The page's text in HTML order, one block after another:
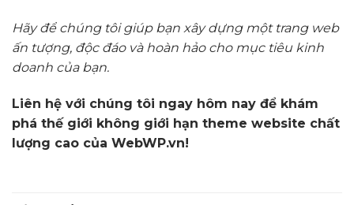
Hãy để chúng tôi giúp bạn xây dựng một trang web
ấn tượng, độc đáo và hoàn hảo cho mục tiêu kinh
doanh của bạn.
Liên hệ với chúng tôi ngay hôm nay để khám
phá thế giới không giới hạn theme website chất
lượng cao của WebWP.vn!